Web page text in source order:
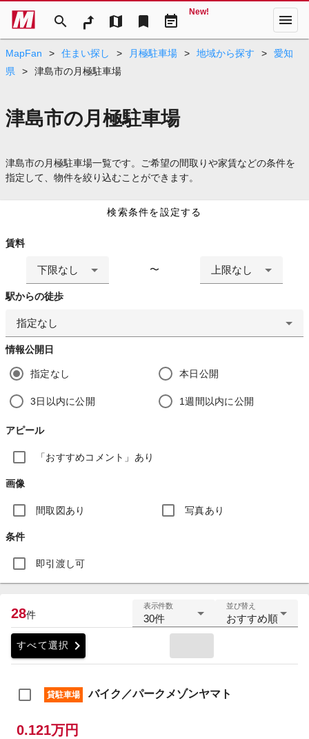
search map bookmark event_note
New! menu
MapFan > 住まい探し > 月極駐車場 > 地域から探す >
愛知
県
> 津島市の月極駐車場
津島市の月極駐車場
津島市の月極駐車場一覧です。ご希望の間取りや家賃などの条件を
指定して、物件を絞り込むことができます。
検索条件を設定する
賃料
下限なし 〜 上限なし
駅からの徒歩
指定なし
情報公開日
指定なし 本日公開
3日以内に公開 1週間以内に公開
アピール
「おすすめコメント」あり
画像
間取図あり 写真あり
条件
即引渡し可
28件
表示件数
30件
並び替え
おすすめ順
すべて選択 chevron_right
貸駐車場 バイク／パークメゾンヤマト
0.121万円